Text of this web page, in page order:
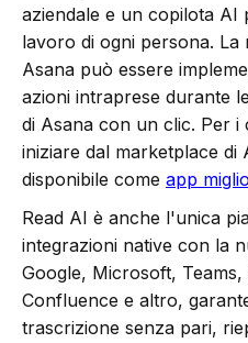
aziendale e un copilota AI
lavoro di ogni persona. La
Asana può essere
azioni intraprese durante
di Asana con un clic. Per
iniziare dal marketplace di
disponibile come app
Read AI è anche l'unica
integrazioni native con la
Google, Microsoft,
Confluence e altro,
trascrizione senza pari,